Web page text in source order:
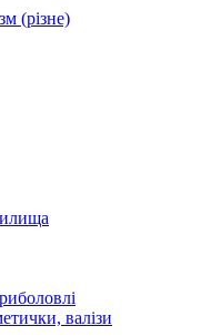
(різне)
валізи